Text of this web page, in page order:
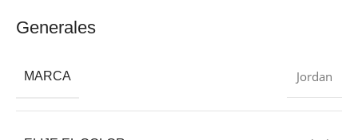
Generales
MARCA Jordan